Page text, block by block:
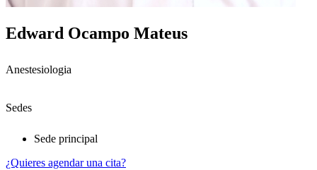
Edward Ocampo Mateus
Anestesiologia
Sedes
Sede principal
¿Quieres agendar una cita?